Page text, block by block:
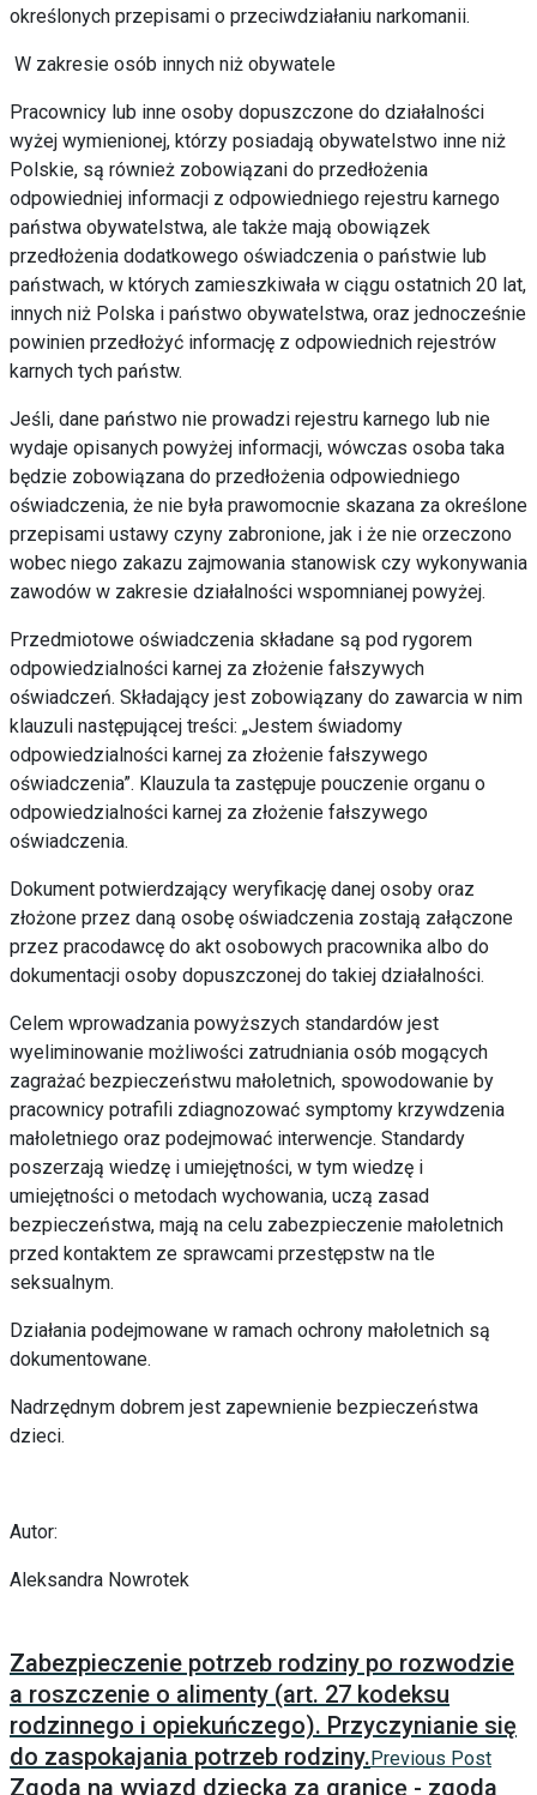
określonych przepisami o przeciwdziałaniu narkomanii.
W zakresie osób innych niż obywatele
Pracownicy lub inne osoby dopuszczone do działalności
wyżej wymienionej, którzy posiadają obywatelstwo inne niż
Polskie, są również zobowiązani do przedłożenia
odpowiedniej informacji z odpowiedniego rejestru karnego
państwa obywatelstwa, ale także mają obowiązek
przedłożenia dodatkowego oświadczenia o państwie lub
państwach, w których zamieszkiwała w ciągu ostatnich 20 lat,
innych niż Polska i państwo obywatelstwa, oraz jednocześnie
powinien przedłożyć informację z odpowiednich rejestrów
karnych tych państw.
Jeśli, dane państwo nie prowadzi rejestru karnego lub nie
wydaje opisanych powyżej informacji, wówczas osoba taka
będzie zobowiązana do przedłożenia odpowiedniego
oświadczenia, że nie była prawomocnie skazana za określone
przepisami ustawy czyny zabronione, jak i że nie orzeczono
wobec niego zakazu zajmowania stanowisk czy wykonywania
zawodów w zakresie działalności wspomnianej powyżej.
Przedmiotowe oświadczenia składane są pod rygorem
odpowiedzialności karnej za złożenie fałszywych
oświadczeń. Składający jest zobowiązany do zawarcia w nim
klauzuli następującej treści: „Jestem świadomy
odpowiedzialności karnej za złożenie fałszywego
oświadczenia”. Klauzula ta zastępuje pouczenie organu o
odpowiedzialności karnej za złożenie fałszywego
oświadczenia.
Dokument potwierdzający weryfikację danej osoby oraz
złożone przez daną osobę oświadczenia zostają załączone
przez pracodawcę do akt osobowych pracownika albo do
dokumentacji osoby dopuszczonej do takiej działalności.
Celem wprowadzania powyższych standardów jest
wyeliminowanie możliwości zatrudniania osób mogących
zagrażać bezpieczeństwu małoletnich, spowodowanie by
pracownicy potrafili zdiagnozować symptomy krzywdzenia
małoletniego oraz podejmować interwencje. Standardy
poszerzają wiedzę i umiejętności, w tym wiedzę i
umiejętności o metodach wychowania, uczą zasad
bezpieczeństwa, mają na celu zabezpieczenie małoletnich
przed kontaktem ze sprawcami przestępstw na tle
seksualnym.
Działania podejmowane w ramach ochrony małoletnich są
dokumentowane.
Nadrzędnym dobrem jest zapewnienie bezpieczeństwa
dzieci.
Autor:
Aleksandra Nowrotek
Zabezpieczenie potrzeb rodziny po rozwodzie
a roszczenie o alimenty (art. 27 kodeksu
rodzinnego i opiekuńczego). Przyczynianie się
do zaspokajania potrzeb rodziny.Previous Post
Zgoda na wyjazd dziecka za granicę - zgoda